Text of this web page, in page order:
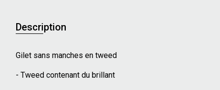
Description
Gilet sans manches en tweed
- Tweed contenant du brillant